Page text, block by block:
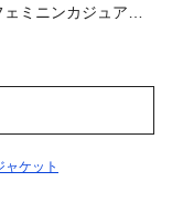
ミニンカジュアル4
ャケット